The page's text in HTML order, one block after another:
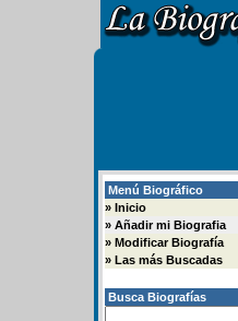
Menú Biográfico
» Inicio
» Añadir mi Biografia
» Modificar Biografía
» Las más Buscadas
Busca Biografías